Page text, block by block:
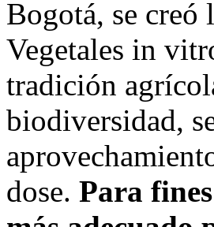
Bogotá, se creó
Vegetales in
tradición
biodiversidad,
dose. Para